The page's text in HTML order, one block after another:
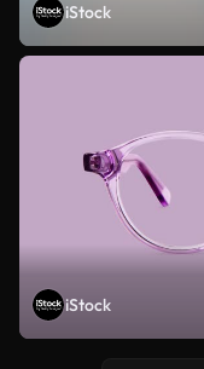
iStock
iStock